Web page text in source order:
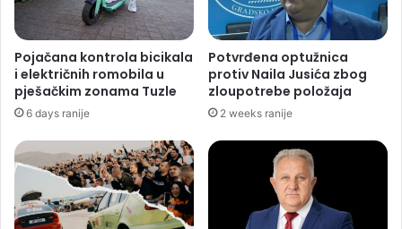
Pojačana kontrola bicikala
i električnih romobila u
pješačkim zonama Tuzle
6 days ranije
Potvrđena optužnica
protiv Naila Jusića zbog
zloupotrebe položaja
2 weeks ranije